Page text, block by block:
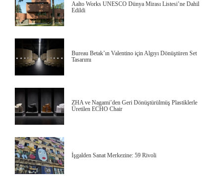
Aalto Works UNESCO Dünya Mirası Listesi’ne Dahil
Edildi
Bureau Betak’ın Valentino için Algıyı Dönüştüren Set
Tasarımı
ZHA ve Nagami’den Geri Dönüştürülmüş Plastiklerle
Üretilen ECHO Chair
İşgalden Sanat Merkezine: 59 Rivoli